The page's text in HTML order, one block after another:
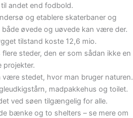
andet end fodbold.
og etablere skaterbaner og
øvede og uøvede kan være der.
tilstand koste 12,6 mio.
steder, den er som sådan ikke en
projekter.
stedet, hvor man bruger naturen.
madpakkehus og toilet.
ved søen tilgængelig for alle.
bænke og to shelters – se mere om